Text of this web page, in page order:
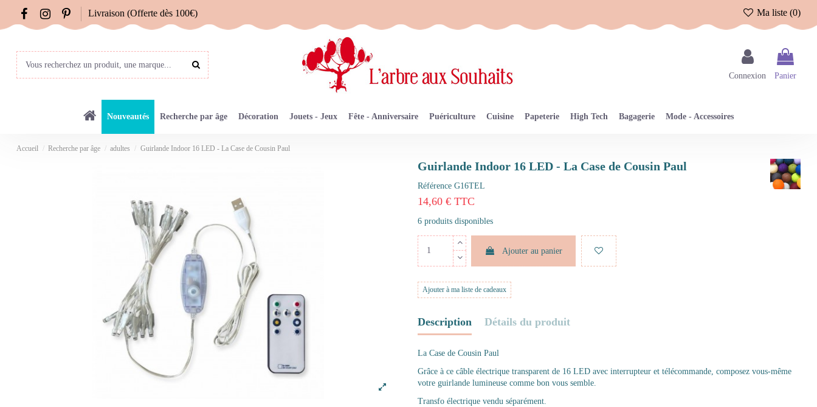
Livraison (Offerte dès 100€) Ma liste (0)
Connexion Panier
Nouveautés Recherche par âge Décoration Jouets - Jeux Fête - Anniversaire Puériculture Cuisine Papeterie High Tech Bagagerie Mode - Accessoires
Accueil Recherche par âge adultes Guirlande Indoor 16 LED - La Case de Cousin Paul
Guirlande Indoor 16 LED - La Case de Cousin Paul
Référence G16TEL
14,60 € TTC
6 produits disponibles
Ajouter au panier
Ajouter à ma liste de cadeaux
Description Détails du produit
La Case de Cousin Paul
Grâce à ce câble électrique transparent de 16 LED avec interrupteur et télécommande, composez vous-même
votre guirlande lumineuse comme bon vous semble.
Transfo électrique vendu séparément.